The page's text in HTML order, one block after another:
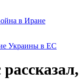
в Иране
Украины в ЕС